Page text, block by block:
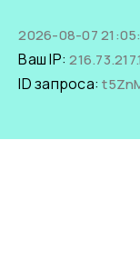
2026-08-07
Ваш IP:
ID запроса: